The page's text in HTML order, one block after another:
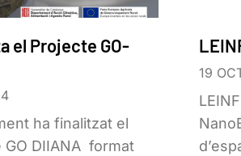
el Projecte GO-
ha finalitzat el
GO DIIANA format
19